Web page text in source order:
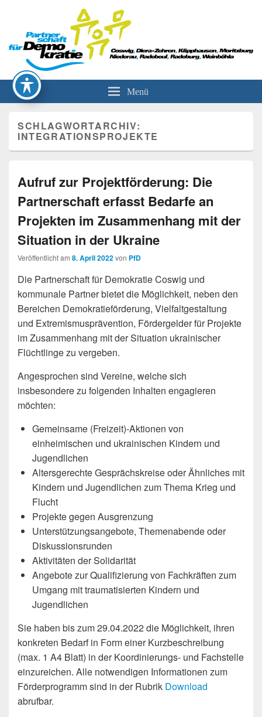
Partnerschaft für Demokratie
Menü
SCHLAGWORTARCHIV:
INTEGRATIONSPROJEKTE
Aufruf zur Projektförderung: Die
Partnerschaft erfasst Bedarfe an
Projekten im Zusammenhang mit der
Situation in der Ukraine
Veröffentlicht am 8. April 2022von PfD
Die Partnerschaft für Demokratie Coswig und
kommunale Partner bietet die Möglichkeit, neben den
Bereichen Demokratieförderung, Vielfaltgestaltung
und Extremismusprävention, Fördergelder für Projekte
im Zusammenhang mit der Situation ukrainischer
Flüchtlinge zu vergeben.
Angesprochen sind Vereine, welche sich
insbesondere zu folgenden Inhalten engagieren
möchten:
Gemeinsame (Freizeit)-Aktionen von
einheimischen und ukrainischen Kindern und
Jugendlichen
Altersgerechte Gesprächskreise oder Ähnliches mit
Kindern und Jugendlichen zum Thema Krieg und
Flucht
Projekte gegen Ausgrenzung
Unterstützungsangebote, Themenabende oder
Diskussionsrunden
Aktivitäten der Solidarität
Angebote zur Qualifizierung von Fachkräften zum
Umgang mit traumatisierten Kindern und
Jugendlichen
Sie haben bis zum 29.04.2022 die Möglichkeit, ihren
konkreten Bedarf in Form einer Kurzbeschreibung
(max. 1 A4 Blatt) in der Koordinierungs- und Fachstelle
einzureichen. Alle notwendigen Informationen zum
Förderprogramm sind in der Rubrik Download
abrufbar.